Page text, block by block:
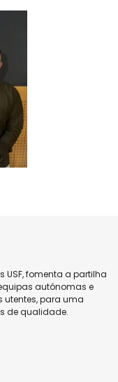
USF, fomenta a partilha
autónomas e
para uma
de qualidade.